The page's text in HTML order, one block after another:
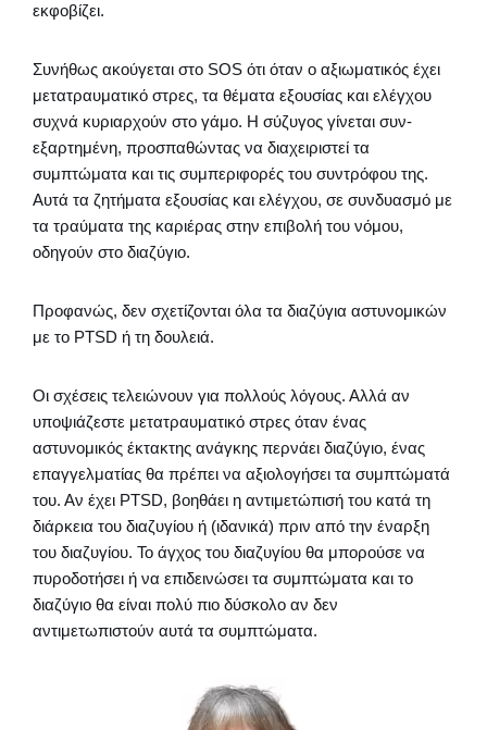
εκφοβίζει.
Συνήθως ακούγεται στο SOS ότι όταν ο αξιωματικός έχει
μετατραυματικό στρες, τα θέματα εξουσίας και ελέγχου
συχνά κυριαρχούν στο γάμο. Η σύζυγος γίνεται συν-
εξαρτημένη, προσπαθώντας να διαχειριστεί τα
συμπτώματα και τις συμπεριφορές του συντρόφου της.
Αυτά τα ζητήματα εξουσίας και ελέγχου, σε συνδυασμό με
τα τραύματα της καριέρας στην επιβολή του νόμου,
οδηγούν στο διαζύγιο.
Προφανώς, δεν σχετίζονται όλα τα διαζύγια αστυνομικών
με το PTSD ή τη δουλειά.
Οι σχέσεις τελειώνουν για πολλούς λόγους. Αλλά αν
υποψιάζεστε μετατραυματικό στρες όταν ένας
αστυνομικός έκτακτης ανάγκης περνάει διαζύγιο, ένας
επαγγελματίας θα πρέπει να αξιολογήσει τα συμπτώματά
του. Αν έχει PTSD, βοηθάει η αντιμετώπισή του κατά τη
διάρκεια του διαζυγίου ή (ιδανικά) πριν από την έναρξη
του διαζυγίου. Το άγχος του διαζυγίου θα μπορούσε να
πυροδοτήσει ή να επιδεινώσει τα συμπτώματα και το
διαζύγιο θα είναι πολύ πιο δύσκολο αν δεν
αντιμετωπιστούν αυτά τα συμπτώματα.